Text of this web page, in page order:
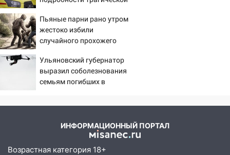
Нижнекамске 10/08/2026
– Новости
Пьяные парни рано утром
жестоко избили
случайного прохожего
Ульяновский губернатор
выразил соболезнования
семьям погибших в
ИНФОРМАЦИОННЫЙ ПОРТАЛ
Возрастная категория 18+